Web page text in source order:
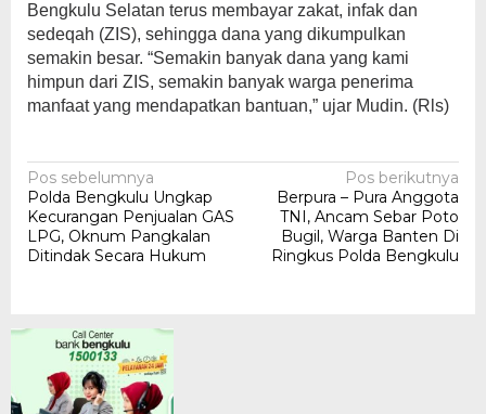
Bengkulu Selatan terus membayar zakat, infak dan
sedeqah (ZIS), sehingga dana yang dikumpulkan
semakin besar. “Semakin banyak dana yang kami
himpun dari ZIS, semakin banyak warga penerima
manfaat yang mendapatkan bantuan,” ujar Mudin. (Rls)
Navigasi
pos
Pos sebelumnya
Polda Bengkulu Ungkap
Kecurangan Penjualan GAS
LPG, Oknum Pangkalan
Ditindak Secara Hukum
Pos berikutnya
Berpura – Pura Anggota
TNI, Ancam Sebar Poto
Bugil, Warga Banten Di
Ringkus Polda Bengkulu